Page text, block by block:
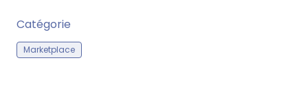
Catégorie
Marketplace